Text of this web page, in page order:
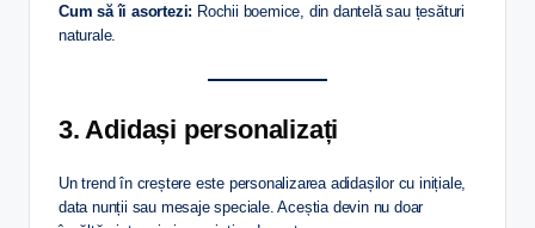
Cum să îi asortezi: Rochii boemice, din dantelă sau țesături
naturale.
3. Adidași personalizați
Un trend în creștere este personalizarea adidașilor cu inițiale,
data nunții sau mesaje speciale. Aceștia devin nu doar